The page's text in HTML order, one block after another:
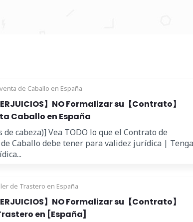
de Caballo en España
】NO Formalizar su【Contrato】
Caballo en España
de cabeza)] Vea TODO lo que el Contrato de
Caballo debe tener para validez jurídica | Tenga
de Trastero en España
】NO Formalizar su【Contrato】
en [España]